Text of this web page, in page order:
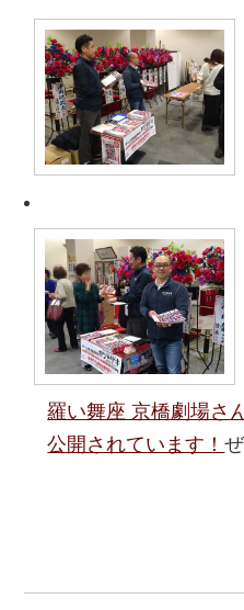
羅い舞座 京橋劇場さ
公開されています！